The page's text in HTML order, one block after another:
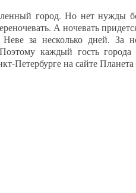
город. Но нет нужды
А ночевать
за несколько дней. За
каждый гость
Петербурге на сайте